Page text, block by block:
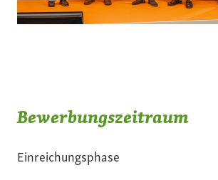
Bewerbungszeitraum
Einreichungsphase